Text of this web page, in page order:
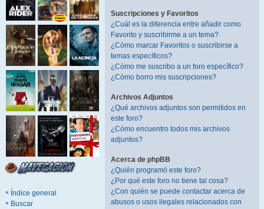
Índice general
Buscar
Suscripciones y Favoritos
¿Cuál es la diferencia entre añadir como
Favorito y suscribirme a un tema?
¿Cómo marcar Favoritos o suscribirse a
temas específicos?
¿Cómo me suscribo a un foro específico?
¿Cómo borro mis suscripciones?
Archivos Adjuntos
¿Qué archivos adjuntos son permitidos en
este foro?
¿Cómo encuentro todos mis archivos
adjuntos?
Acerca de phpBB
¿Quién programó este foro?
¿Por qué este foro no tiene tal cosa?
¿Con quién se puede contactar acerca de
abusos o usos ilegales relacionados con